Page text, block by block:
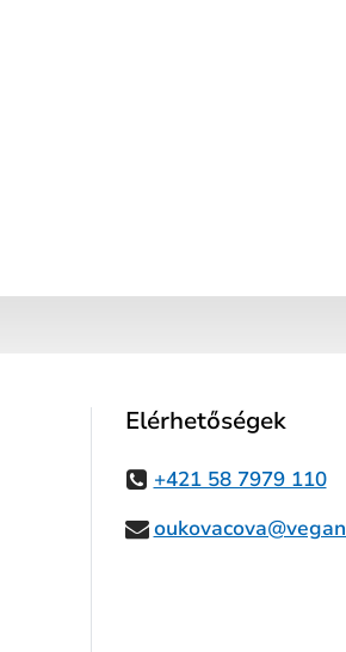
Elérhetőségek
+421 58 7979 110